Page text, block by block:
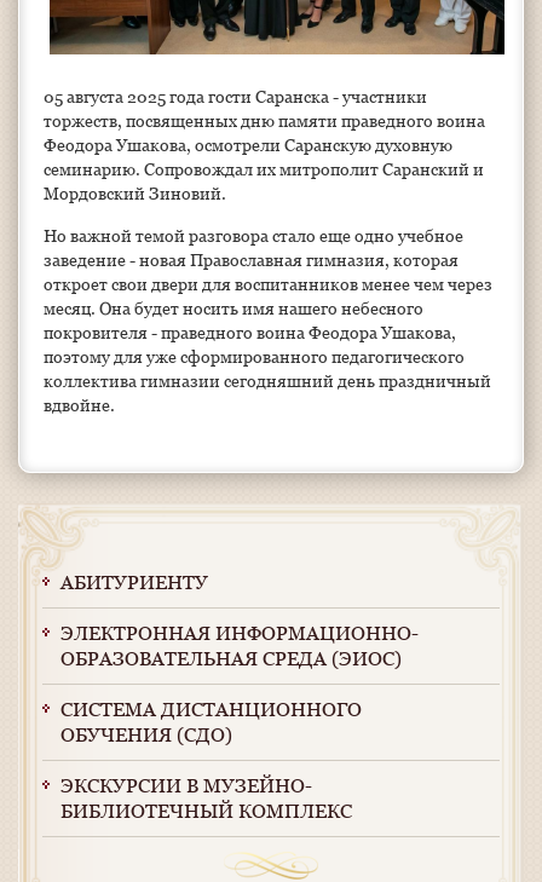
05 августа 2025 года гости Саранска - участники
торжеств, посвященных дню памяти праведного воина
Феодора Ушакова, осмотрели Саранскую духовную
семинарию. Сопровождал их митрополит Саранский и
Мордовский Зиновий.
Но важной темой разговора стало еще одно учебное
заведение - новая Православная гимназия, которая
откроет свои двери для воспитанников менее чем через
месяц. Она будет носить имя нашего небесного
покровителя - праведного воина Феодора Ушакова,
поэтому для уже сформированного педагогического
коллектива гимназии сегодняшний день праздничный
вдвойне.
АБИТУРИЕНТУ
ЭЛЕКТРОННАЯ ИНФОРМАЦИОННО-
ОБРАЗОВАТЕЛЬНАЯ СРЕДА (ЭИОС)
СИСТЕМА ДИСТАНЦИОННОГО
ОБУЧЕНИЯ (СДО)
ЭКСКУРСИИ В МУЗЕЙНО-
БИБЛИОТЕЧНЫЙ КОМПЛЕКС